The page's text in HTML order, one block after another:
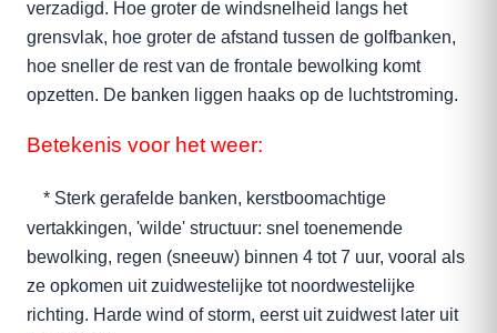
verzadigd. Hoe groter de windsnelheid langs het
grensvlak, hoe groter de afstand tussen de golfbanken,
hoe sneller de rest van de frontale bewolking komt
opzetten. De banken liggen haaks op de luchtstroming.
Betekenis voor het weer:
* Sterk gerafelde banken, kerstboomachtige
vertakkingen, 'wilde' structuur: snel toenemende
bewolking, regen (sneeuw) binnen 4 tot 7 uur, vooral als
ze opkomen uit zuidwestelijke tot noordwestelijke
richting. Harde wind of storm, eerst uit zuidwest later uit